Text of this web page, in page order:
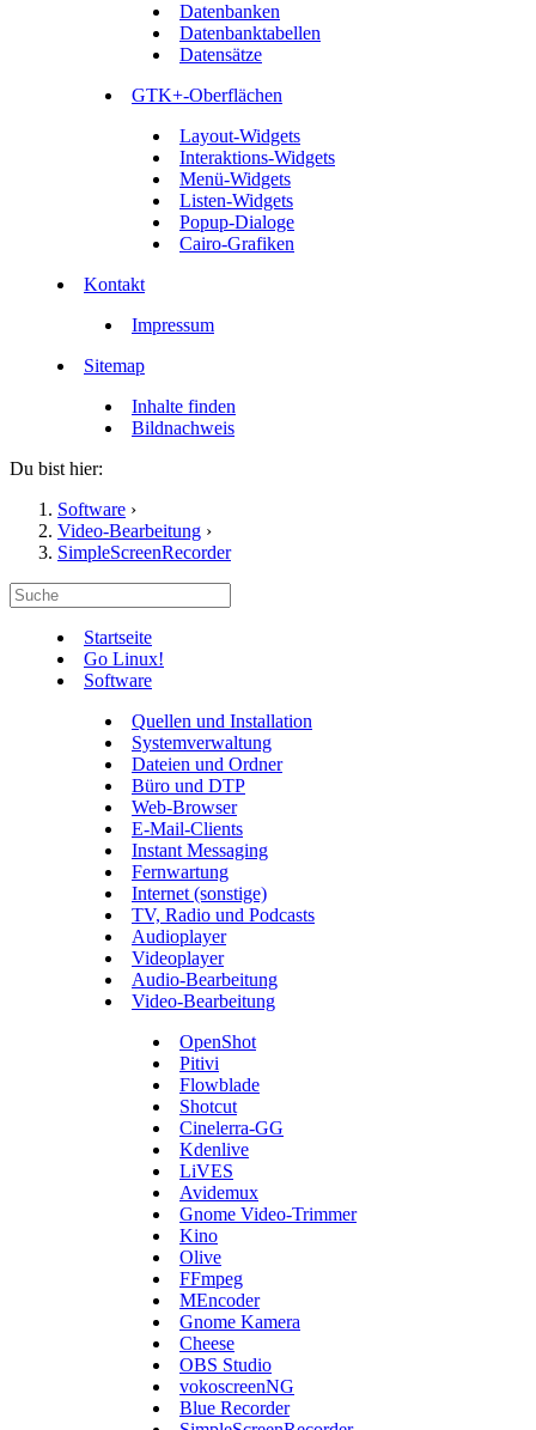
Datenbanken
Datenbanktabellen
Datensätze
GTK+-Oberflächen
Layout-Widgets
Interaktions-Widgets
Menü-Widgets
Listen-Widgets
Popup-Dialoge
Cairo-Grafiken
Kontakt
Impressum
Sitemap
Inhalte finden
Bildnachweis
Du bist hier:
Software ›
Video-Bearbeitung ›
SimpleScreenRecorder
Startseite
Go Linux!
Software
Quellen und Installation
Systemverwaltung
Dateien und Ordner
Büro und DTP
Web-Browser
E-Mail-Clients
Instant Messaging
Fernwartung
Internet (sonstige)
TV, Radio und Podcasts
Audioplayer
Videoplayer
Audio-Bearbeitung
Video-Bearbeitung
OpenShot
Pitivi
Flowblade
Shotcut
Cinelerra-GG
Kdenlive
LiVES
Avidemux
Gnome Video-Trimmer
Kino
Olive
FFmpeg
MEncoder
Gnome Kamera
Cheese
OBS Studio
vokoscreenNG
Blue Recorder